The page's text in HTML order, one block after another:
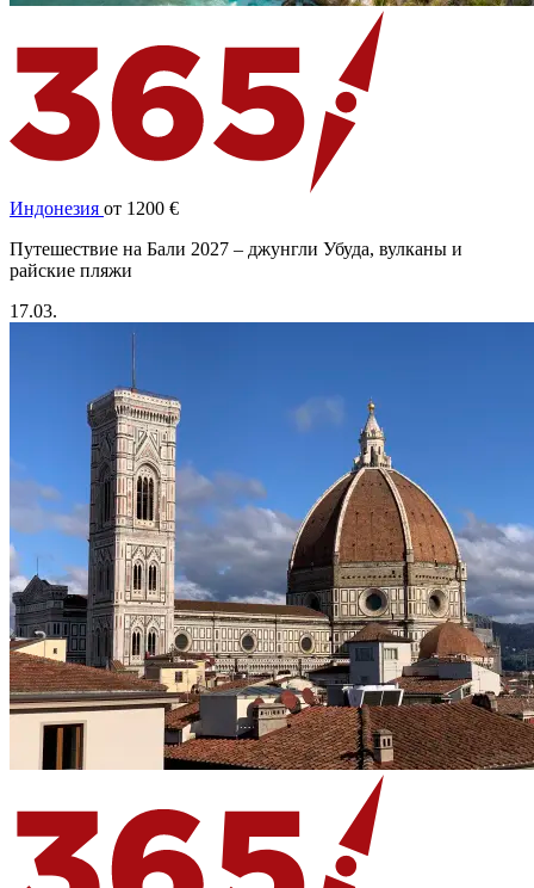
Индонезия от 1200 €
Путешествие на Бали 2027 – джунгли Убуда, вулканы и
райские пляжи
17.03.